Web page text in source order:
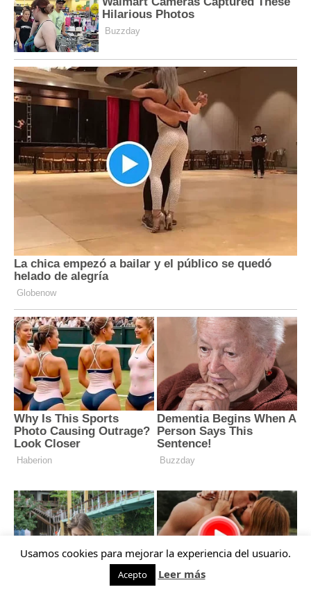
Usamos cookies para mejorar la experiencia del usuario.
Acepto Leer más